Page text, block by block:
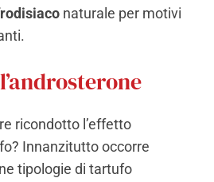
naturale per motivi
ricondotto l’effetto
Innanzitutto occorre
tipologie di tartufo